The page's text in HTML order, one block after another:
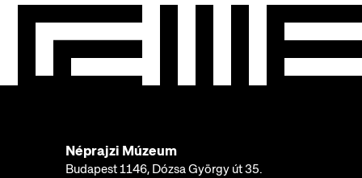
Néprajzi Múzeum
Budapest 1146, Dózsa György út 35.